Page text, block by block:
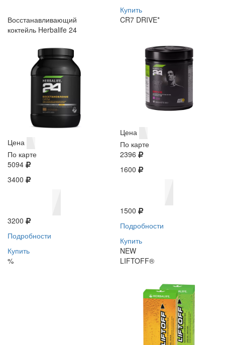
Купить
Восстанавливающий
коктейль Herbalife 24
Цена
По карте
5094
3400
3200
Подробности
Купить
%
CR7 DRIVE*
Цена
По карте
2396
1600
1500
Подробности
Купить
NEW
LIFTOFF®